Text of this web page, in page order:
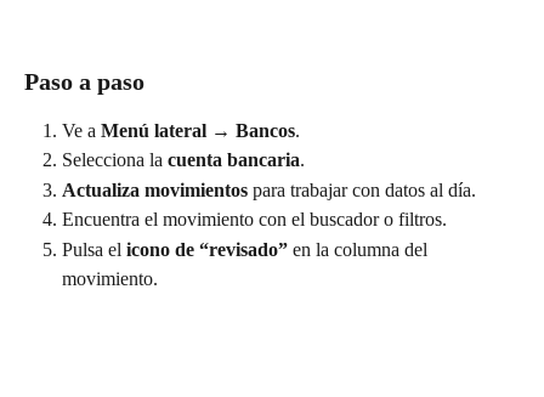
Paso a paso
Ve a Menú lateral → Bancos.
Selecciona la cuenta bancaria.
Actualiza movimientos para trabajar con datos al día.
Encuentra el movimiento con el buscador o filtros.
Pulsa el icono de “revisado” en la columna del
movimiento.